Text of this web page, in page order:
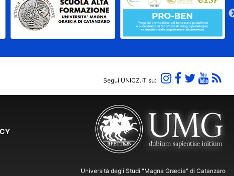
Segui UNICZ.IT su:
Università degli Studi "Magna Græcia" di Catanzaro